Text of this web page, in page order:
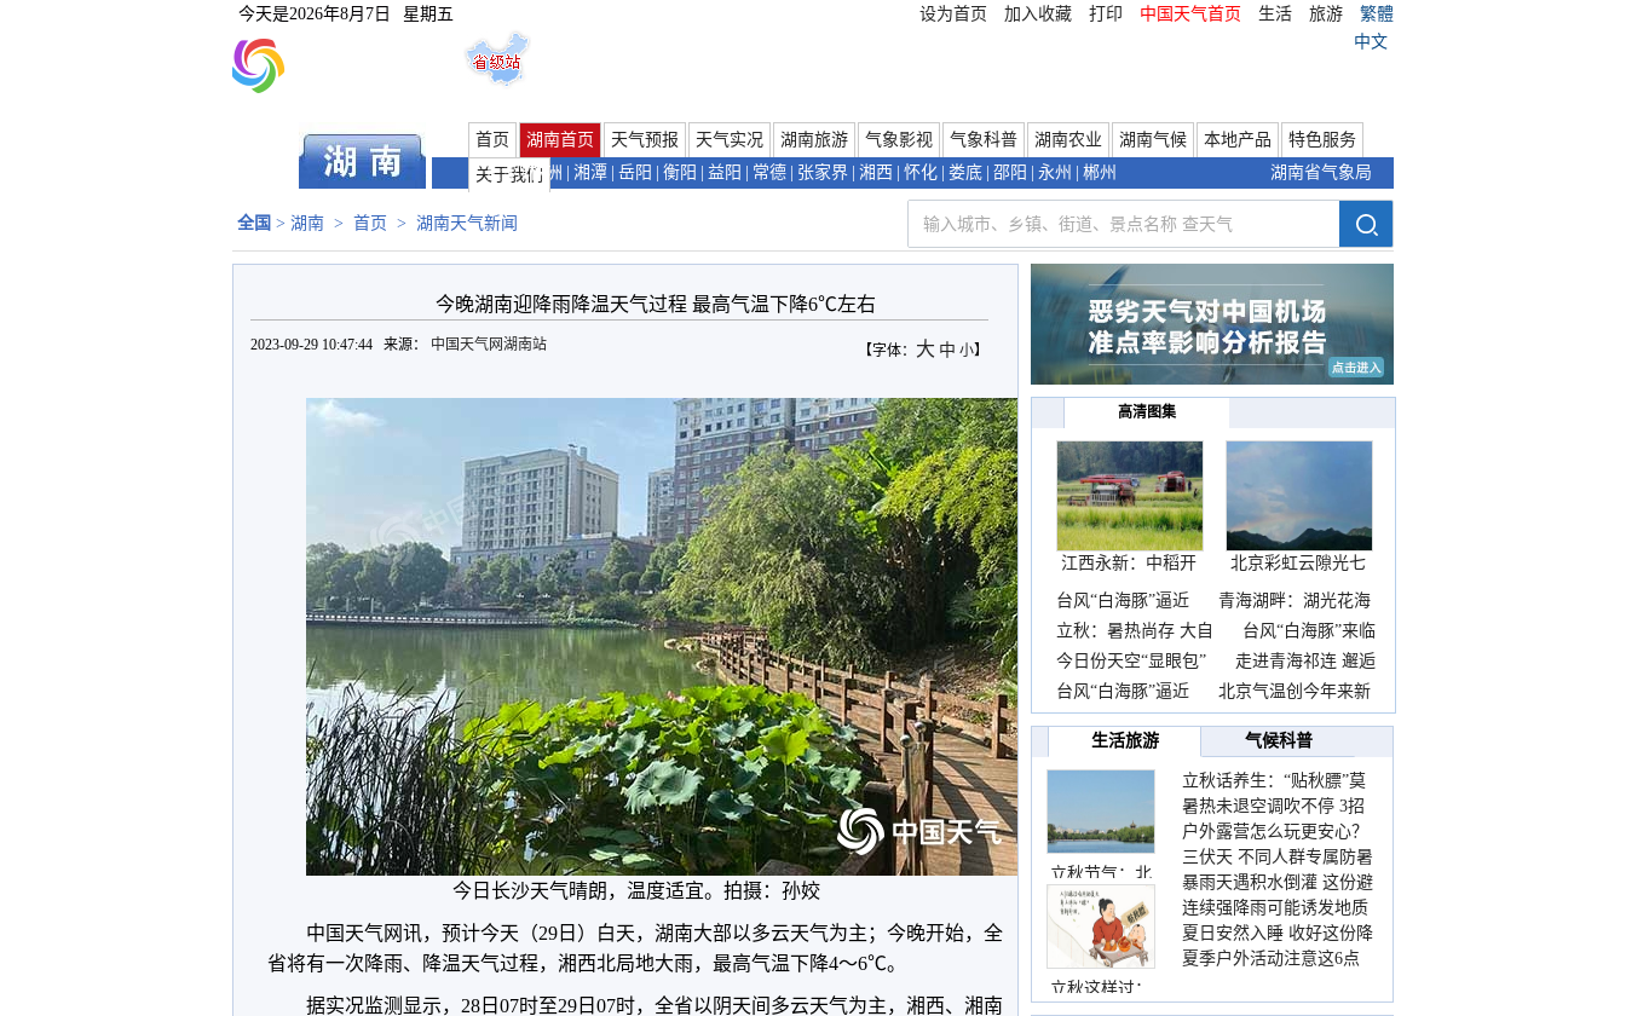
今天是2026年8月7日 星期五 设为首页 加入收藏 打印 中国天气首页 生活 旅游
繁體
中文
首页 湖南首页 天气预报 天气实况 湖南旅游 气象影视 气象科普 湖南农业 湖南气候 本地产品
特色服务
关于我们
长沙 | 株洲 湘潭 岳阳 衡阳 益阳 常德 张家界 湘西 怀化 娄底 邵阳 永州 郴州 湖南省气象局
全国 > 湖南 > 首页 > 湖南天气新闻
今晚湖南迎降雨降温天气过程 最高气温下降6℃左右
【字体： 大 中 小】
2023-09-29 10:47:44 来源： 中国天气网湖南站
今日长沙天气晴朗，温度适宜。拍摄：孙姣
中国天气网讯，预计今天（29日）白天，湖南大部以多云天气为主；今晚开始，全
省将有一次降雨、降温天气过程，湘西北局地大雨，最高气温下降4～6℃。
据实况监测显示，28日07时至29日07时，全省以阴天间多云天气为主，湘西、湘南
高清图集
江西永新：中稻开
镰抢
北京彩虹云隙光七
彩云
台风“白海豚”逼近
青海湖畔：湖光花海
长
立秋：暑热尚存 大自
台风“白海豚”来临
前
今日份天空“显眼包”
走进青海祁连 邂逅
一
台风“白海豚”逼近
北京气温创今年来新
高
生活旅游
气候科普
立秋节气：北
立秋这样过：
立秋话养生：“贴秋膘”莫
着急 先清暑再防燥
暑热未退空调吹不停 3招
护住肩颈不酸痛
户外露营怎么玩更安心？
这份攻略请收好
三伏天 不同人群专属防暑
要点请收好
暴雨天遇积水倒灌 这份避
险提示请收好
连续强降雨可能诱发地质
灾害 这些前兆要知道
夏日安然入睡 收好这份降
温小贴士
夏季户外活动注意这6点